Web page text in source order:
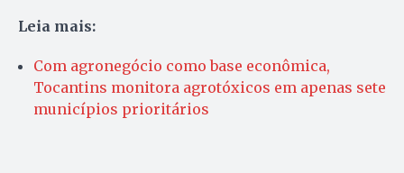
Leia mais:
Com agronegócio como base econômica,
Tocantins monitora agrotóxicos em apenas sete
municípios prioritários